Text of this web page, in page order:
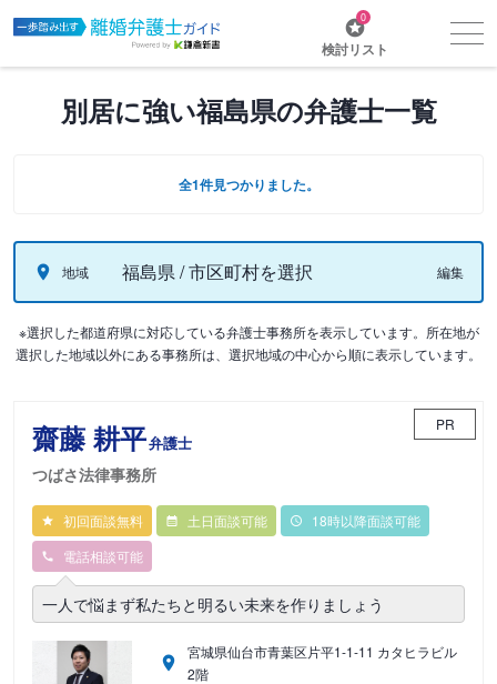
0
検討リスト
別居に強い福島県の弁護士一覧
全1件見つかりました。
地域 福島県 / 市区町村を選択 編集
※選択した都道府県に対応している弁護士事務所を表示しています。所在地が
選択した地域以外にある事務所は、選択地域の中心から順に表示しています。
齋藤 耕平弁護士
つばさ法律事務所
PR
初回面談無料 土日面談可能
18時以降面談可能
電話相談可能
一人で悩まず私たちと明るい未来を作りましょう
宮城県仙台市青葉区片平1-1-11 カタヒラビル
2階